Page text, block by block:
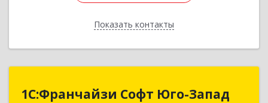
Показать контакты
Назад
1С:Франчайзи Софт Юго-Запад
1С:Франчайзи Софт Юго-Запад